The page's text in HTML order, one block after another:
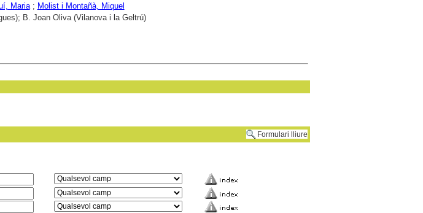
Maria; Molist i Montañà, Miquel
B. Joan Oliva (Vilanova i la Geltrú)
Formulari lliure